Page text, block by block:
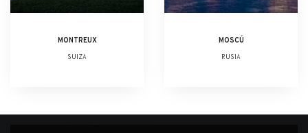
MONTREUX
SUIZA
MOSCÚ
RUSIA